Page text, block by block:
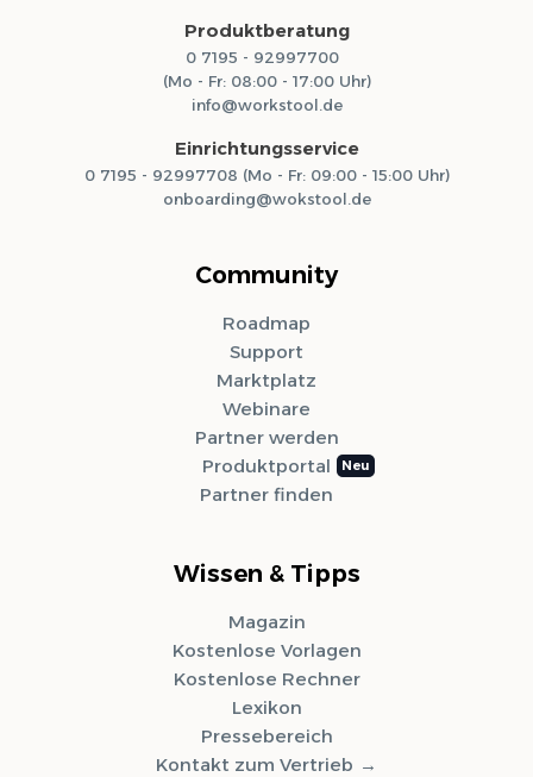
Produktberatung
0 7195 - 92997700
(Mo - Fr: 08:00 - 17:00 Uhr)
info@workstool.de
Einrichtungsservice
0 7195 - 92997708 (Mo - Fr: 09:00 - 15:00 Uhr)
onboarding@wokstool.de
Community
Roadmap
Support
Marktplatz
Webinare
Partner werden
Produktportal
Partner finden
Wissen & Tipps
Magazin
Kostenlose Vorlagen
Kostenlose Rechner
Lexikon
Pressebereich
Kontakt zum Vertrieb